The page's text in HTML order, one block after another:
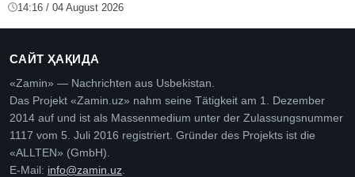
14:16 / 04 August 2026
САЙТ ҲАҚИДА
«Zamin» — Nachrichten aus Usbekistan.
Das Projekt «Zamin.uz» nahm seine Tätigkeit am 1. Dezember
2014 auf und ist als Massenmedium unter der Zulassungsnummer
1117 vom 5. Juli 2016 registriert. Gründer des Projekts ist die
«ALLTEN» (GmbH).
E-Mail: info@zamin.uz